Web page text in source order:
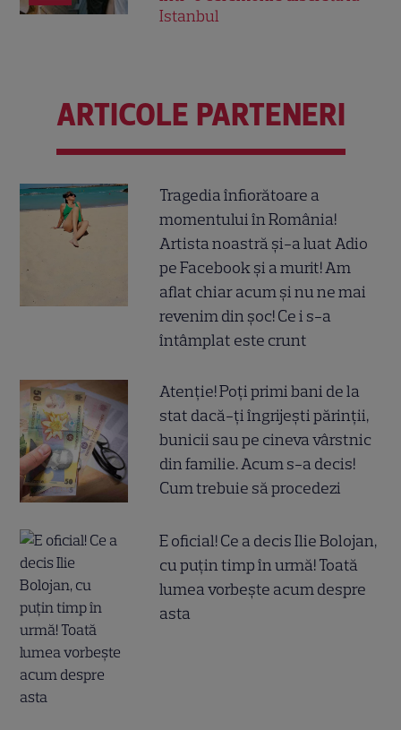
Istanbul
ARTICOLE PARTENERI
Tragedia înfiorătoare a
momentului în România!
Artista noastră și-a luat Adio
pe Facebook și a murit! Am
aflat chiar acum și nu ne mai
revenim din șoc! Ce i s-a
întâmplat este crunt
Atenție! Poți primi bani de la
stat dacă-ți îngrijești părinții,
bunicii sau pe cineva vârstnic
din familie. Acum s-a decis!
Cum trebuie să procedezi
E oficial! Ce a decis Ilie Bolojan,
cu puțin timp în urmă! Toată
lumea vorbește acum despre
asta